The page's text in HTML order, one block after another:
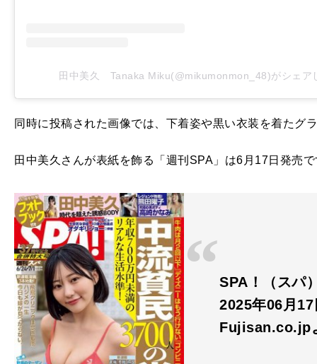
田中美久 Tanaka Miku(@mikumonmon_48)がシェア
同時に投稿された画像では、下着姿や黒い衣装を着たグ
田中美久さんが表紙を飾る「週刊SPA」は6月17日発売
SPA！（スパ
2025年06月
Fujisan.co.jp